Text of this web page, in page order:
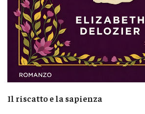
Il riscatto e la sapienza